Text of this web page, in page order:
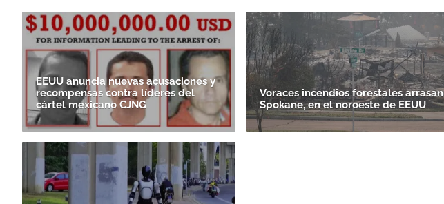
EEUU anuncia nuevas acusaciones y
recompensas contra líderes del
cártel mexicano CJNG
Voraces incendios forestales arrasan
Spokane, en el noroeste de EEUU